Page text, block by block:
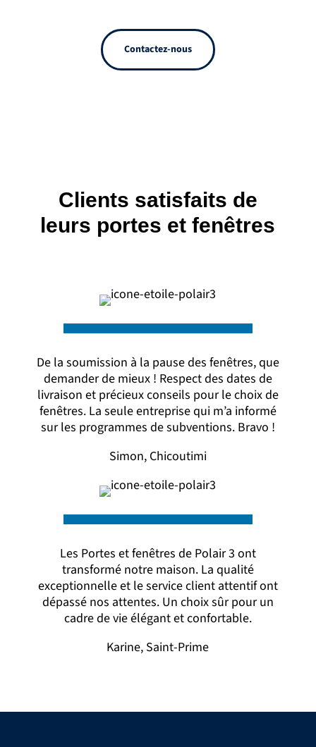
Contactez-nous
Clients satisfaits de
leurs portes et fenêtres
De la soumission à la pause des fenêtres, que
demander de mieux ! Respect des dates de
livraison et précieux conseils pour le choix de
fenêtres. La seule entreprise qui m’a informé
sur les programmes de subventions. Bravo !
Simon, Chicoutimi
Les Portes et fenêtres de Polair 3 ont
transformé notre maison. La qualité
exceptionnelle et le service client attentif ont
dépassé nos attentes. Un choix sûr pour un
cadre de vie élégant et confortable.
Karine, Saint-Prime